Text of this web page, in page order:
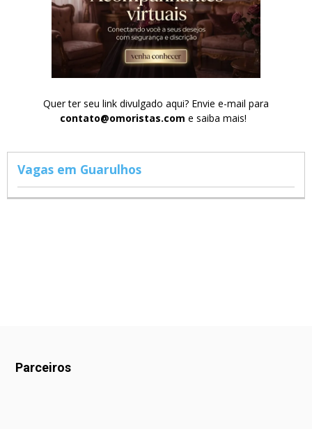
Quer ter seu link divulgado aqui? Envie e-mail para
contato@omoristas.com e saiba mais!
Vagas em Guarulhos
Parceiros